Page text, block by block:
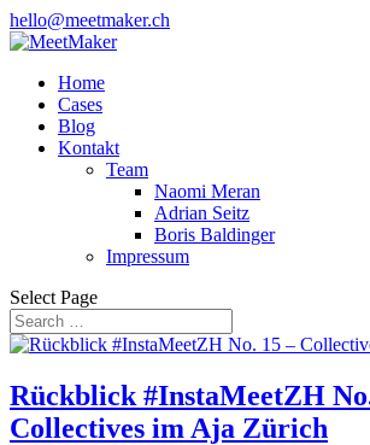
hello@meetmaker.ch
Home
Cases
Blog
Kontakt
Team
Naomi Meran
Adrian Seitz
Boris Baldinger
Impressum
Select Page
Rückblick #InstaMeetZH
Collectives im Aja Zürich